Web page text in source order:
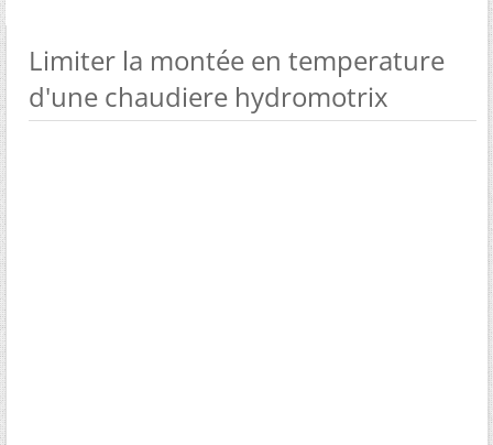
Limiter la montée en temperature
d'une chaudiere hydromotrix